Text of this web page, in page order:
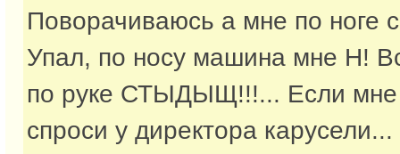
Поворачиваюсь а мне по ноге
Упал, по носу машина мне Н!
по руке СТЫДЫЩ!!!... Если
спроси у директора карусели...